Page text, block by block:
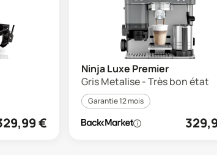
€
Ninja Luxe Premier
Gris Metalise - Très bon état
Garantie 12 mois